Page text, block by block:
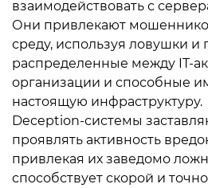
взаимодействовать с
Они привлекают
среду, используя ловушки и
распределенные между IT-
организации и способные
настоящую инфраструктуру.
Deception-системы
проявлять активность
привлекая их заведомо
способствует скорой и